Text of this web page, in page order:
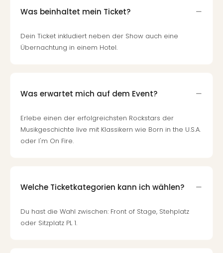
Was beinhaltet mein Ticket?
Dein Ticket inkludiert neben der Show auch eine
Übernachtung in einem Hotel.
Was erwartet mich auf dem Event?
Erlebe einen der erfolgreichsten Rockstars der
Musikgeschichte live mit Klassikern wie Born in the U.S.A.
oder I'm On Fire.
Welche Ticketkategorien kann ich wählen?
Du hast die Wahl zwischen: Front of Stage, Stehplatz
oder Sitzplatz PL 1.